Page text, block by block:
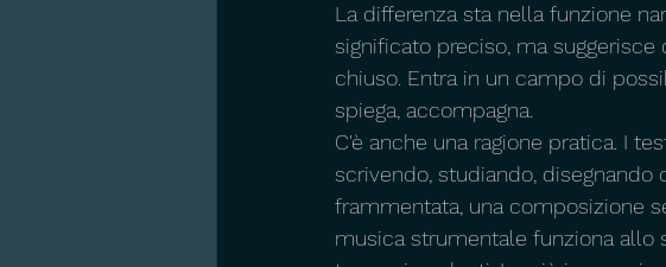
La differenza sta nella funzione
significato preciso, ma
chiuso. Entra in un campo di
spiega, accompagna.
C'è anche una ragione pratica. I
scrivendo, studiando,
frammentata, una composizione
musica strumentale funziona allo